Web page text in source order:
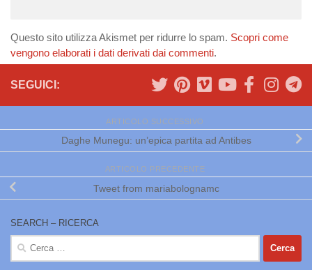
Questo sito utilizza Akismet per ridurre lo spam. Scopri come
vengono elaborati i dati derivati dai commenti.
SEGUICI:
ARTICOLO SUCCESSIVO
Daghe Munegu: un’epica partita ad Antibes
ARTICOLO PRECEDENTE
Tweet from mariabolognamc
SEARCH – RICERCA
Ricerca